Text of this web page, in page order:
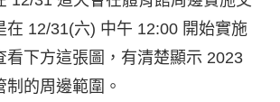
在 12/31(六) 中午 12:00 開始實施
看下方這張圖，有清楚顯示 2023
的周邊範圍。